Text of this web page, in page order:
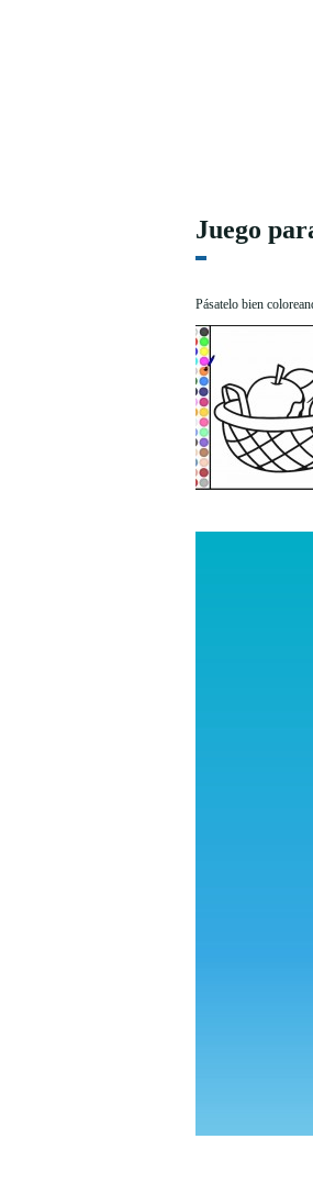
Juego
Pásatelo bien